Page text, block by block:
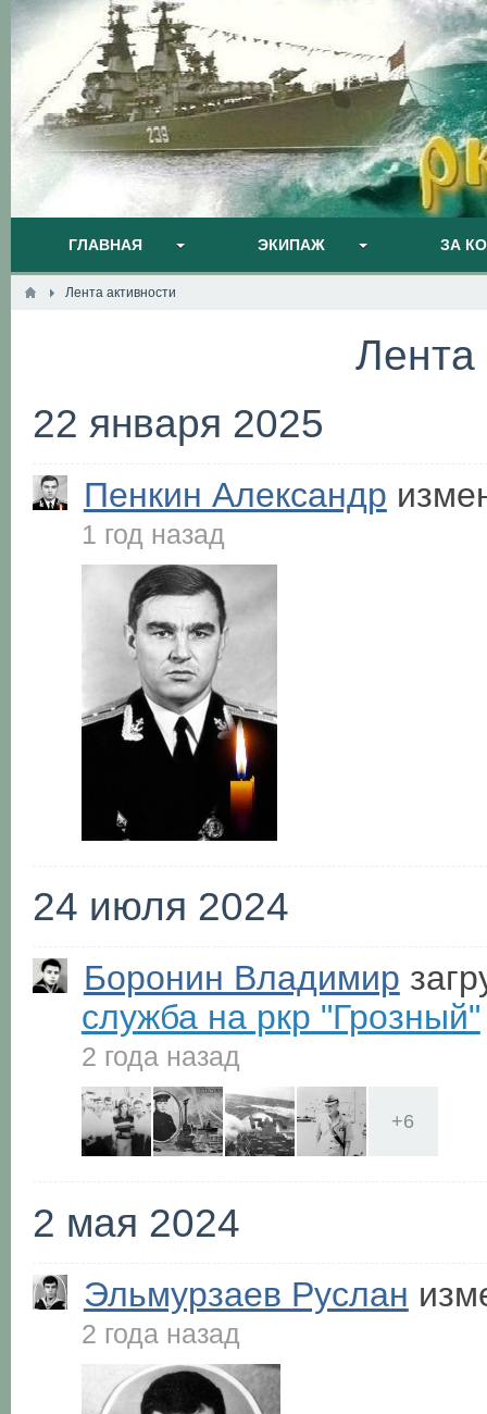
ГЛАВНАЯ ЭКИПАЖ ЗА
Лента активности
Лента
22 января 2025
Пенкин Александр
1 год назад
24 июля 2024
Боронин Владимир
служба на ркр "Грозный"
2 года назад
+6
2 мая 2024
Эльмурзаев Руслан
2 года назад